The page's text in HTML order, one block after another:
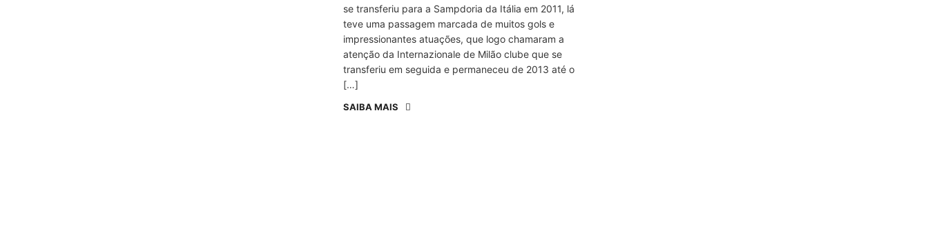
se transferiu para a Sampdoria da Itália em 2011, lá
teve uma passagem marcada de muitos gols e
impressionantes atuações, que logo chamaram a
atenção da Internazionale de Milão clube que se
transferiu em seguida e permaneceu de 2013 até o
[…]
SAIBA MAIS